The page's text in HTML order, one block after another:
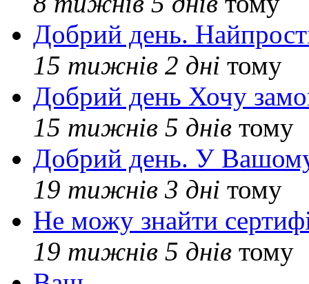
Добрий день.
15 тижнів 2 дні тому
Добрий день Хочу
15 тижнів 5 днів тому
Добрий день. У Вашому
19 тижнів 3 дні тому
Не можу знайти
19 тижнів 5 днів тому